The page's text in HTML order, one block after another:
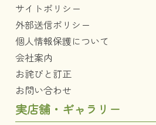
サイトポリシー
外部送信ポリシー
個人情報保護について
会社案内
お詫びと訂正
お問い合わせ
実店舗・ギャラリー